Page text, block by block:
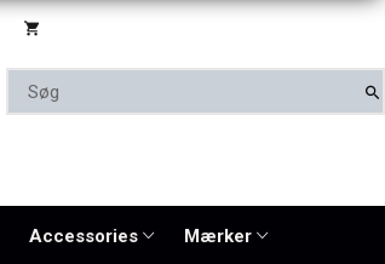
Accessories Mærker